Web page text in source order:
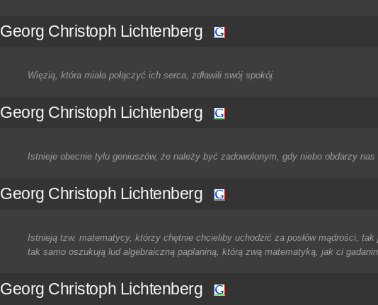
Georg Christoph Lichtenberg
Więzią, która miała połączyć ich serca, zdławili swój spokój.
Georg Christoph Lichtenberg
Istnieje obecnie tylu geniuszów, że należy być zadowolonym, gdy niebo obdarzy
Georg Christoph Lichtenberg
Istnieją tzw. matematycy, którzy chętnie chcieliby uchodzić za posłów mądrości,
tak samo oszukują lud algebraiczną paplaniną, którą zwą matematyką, jak ci
Georg Christoph Lichtenberg